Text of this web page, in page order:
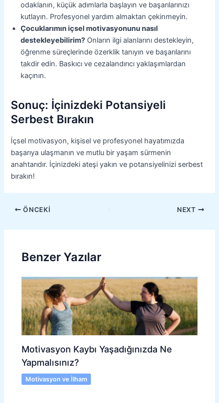
odaklanın, küçük adımlarla başlayın ve başarılarınızı
kutlayın. Profesyonel yardım almaktan çekinmeyin.
Çocuklarımın içsel motivasyonunu nasıl
destekleyebilirim? Onların ilgi alanlarını destekleyin,
öğrenme süreçlerinde özerklik tanıyın ve başarılarını
takdir edin. Baskıcı ve cezalandırıcı yaklaşımlardan
kaçının.
Sonuç: İçinizdeki Potansiyeli
Serbest Bırakın
İçsel motivasyon, kişisel ve profesyonel hayatımızda
başarıya ulaşmanın ve mutlu bir yaşam sürmenin
anahtarıdır. İçinizdeki ateşi yakın ve potansiyelinizi serbest
bırakın!
ÖNCEKI NEXT
Benzer Yazılar
Motivasyon Kaybı Yaşadığınızda Ne
Yapmalısınız?
Motivasyon ve İlham